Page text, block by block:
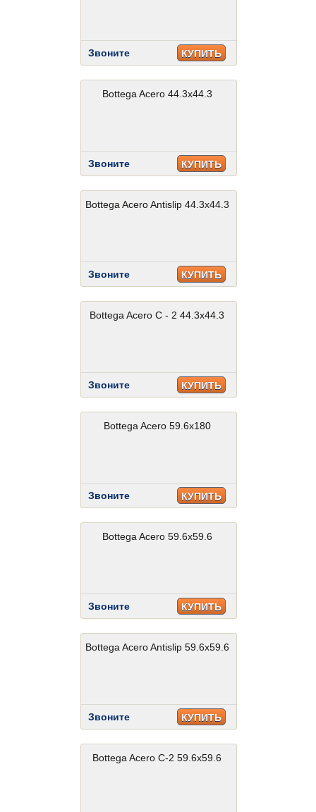
Звоните КУПИТЬ
Bottega Acero 44.3x44.3
Звоните КУПИТЬ
Bottega Acero Antislip 44.3x44.3
Звоните КУПИТЬ
Bottega Acero C - 2 44.3x44.3
Звоните КУПИТЬ
Bottega Acero 59.6x180
Звоните КУПИТЬ
Bottega Acero 59.6x59.6
Звоните КУПИТЬ
Bottega Acero Antislip 59.6x59.6
Звоните КУПИТЬ
Bottega Acero C-2 59.6x59.6